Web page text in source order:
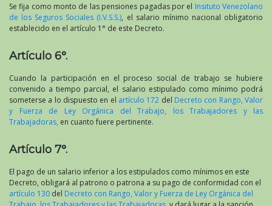
Se fija como monto de las pensiones pagadas por el Insituto Venezolano
de los Seguros Sociales (I.V.S.S.), el salario mínimo nacional obligatorio
establecido en el artículo 1° de este Decreto.
Artículo 6°.
Cuando la participación en el proceso social de trabajo se hubiere
convenido a tiempo parcial, el salario estipulado como mínimo podrá
someterse a lo dispuesto en el artículo 172 del Decreto con Rango, Valor
y Fuerza de Ley Orgánica del Trabajo, los Trabajadores y las
Trabajadoras, en cuanto fuere pertinente.
Artículo 7°.
El pago de un salario inferior a los estipulados como mínimos en este
Decreto, obligará al patrono o patrona a su pago de conformidad con el
artículo 130 del Decreto con Rango, Valor y Fuerza de Ley Orgánica del